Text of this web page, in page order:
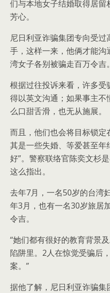
们与本地女子结婚取得居
芳心。
尼日利亚诈骗集团专向受
手，这样一来，他俩才能
湾女子各别被骗走百万令吉。
根据过往投诉来看，许多
得以英文沟通；如果事主
么口甜舌滑，也无从施展。
而且，他们也会将目标锁
其是一些失婚、等爱甚至年
好”。警察联络官陈奕文杉
这么指出。
去年7月，一名50岁的台湾
年3月，也有一名30岁旅居
令吉。
“她们都有很好的教育背景
陷阱里。2人在惊觉受骗后
案。”
据他了解，尼日利亚诈骗